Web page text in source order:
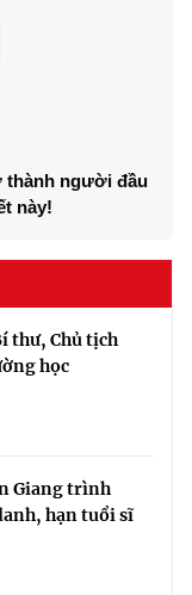
thành người đầu
này!
thư, Chủ tịch
học
Giang trình
hạn tuổi sĩ